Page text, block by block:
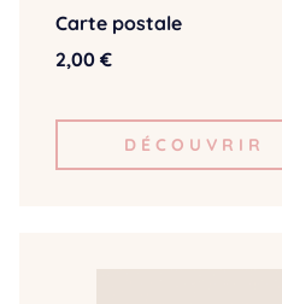
Carte postale
2,00 €
DÉCOUVRIR